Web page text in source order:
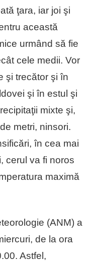
ţara, iar joi şi
această
urmând să fie
cele medii. Vor
şi trecător şi în
şi în estul şi
mixte şi,
metri, ninsori.
în cea mai
cerul va fi noros
maximă
(ANM) a
de la ora
Astfel,